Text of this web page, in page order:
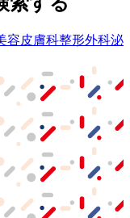
容皮膚科整形外科泌